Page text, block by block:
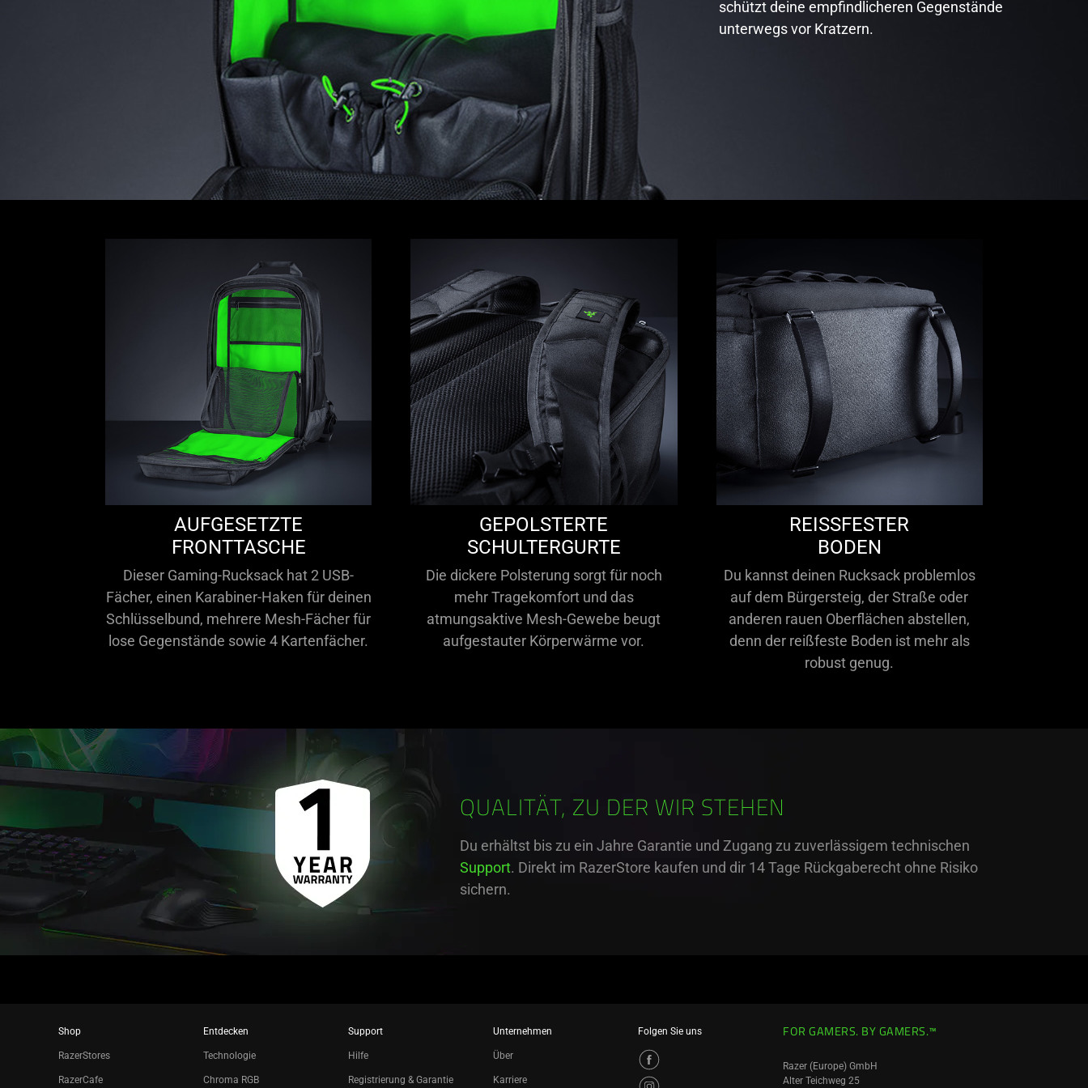
schützt deine empfindlicheren Gegenstände
unterwegs vor Kratzern.
AUFGESETZTE
FRONTTASCHE
Dieser Gaming-Rucksack hat 2 USB-
Fächer, einen Karabiner-Haken für deinen
Schlüsselbund, mehrere Mesh-Fächer für
lose Gegenstände sowie 4 Kartenfächer.
GEPOLSTERTE
SCHULTERGURTE
Die dickere Polsterung sorgt für noch
mehr Tragekomfort und das
atmungsaktive Mesh-Gewebe beugt
aufgestauter Körperwärme vor.
REISSFESTER
BODEN
Du kannst deinen Rucksack problemlos
auf dem Bürgersteig, der Straße oder
anderen rauen Oberflächen abstellen,
denn der reißfeste Boden ist mehr als
robust genug.
QUALITÄT, ZU DER WIR STEHEN
Du erhältst bis zu ein Jahre Garantie und Zugang zu zuverlässigem technischen
Support. Direkt im RazerStore kaufen und dir 14 Tage Rückgaberecht ohne Risiko
sichern.
Shop
RazerStores
RazerCafe
Entdecken
Technologie
Chroma RGB
Support
Hilfe
Registrierung & Garantie
Unternehmen
Über
Karriere
Folgen Sie uns FOR GAMERS. BY GAMERS.™
Razer (Europe) GmbH
Alter Teichweg 25